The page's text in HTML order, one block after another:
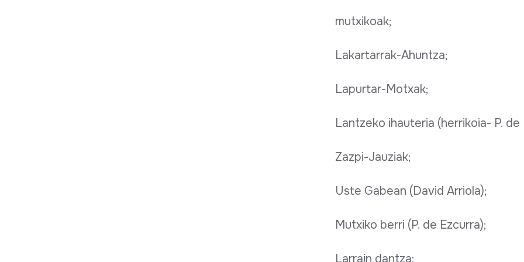
mutxikoak;
Lakartarrak-Ahuntza;
Lapurtar-Motxak;
Lantzeko ihauteria (herrikoia- P. de
Zazpi-Jauziak;
Uste Gabean (David Arriola);
Mutxiko berri (P. de Ezcurra);
Larrain dantza;